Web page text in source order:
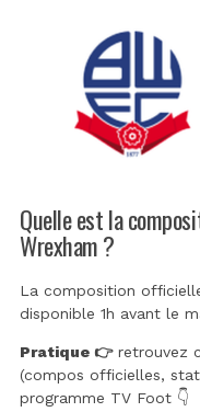
Quelle est la
Wrexham ?
La composition
disponible 1h avant le
Pratique 👉retrouvez
(compos officielles,
programme TV Foot 👇